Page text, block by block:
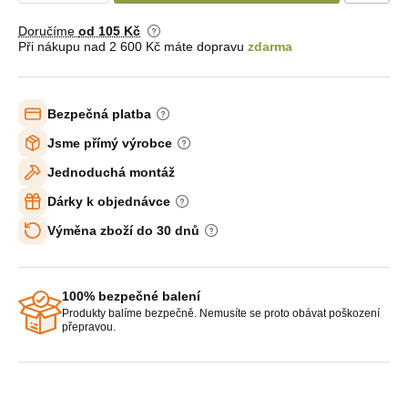
Doručíme od 105 Kč
Při nákupu nad 2 600 Kč máte dopravu zdarma
Bezpečná platba
Jsme přímý výrobce
Jednoduchá montáž
Dárky k objednávce
Výměna zboží do 30 dnů
100% bezpečné balení
Produkty balíme bezpečně. Nemusíte se proto obávat poškození
přepravou.